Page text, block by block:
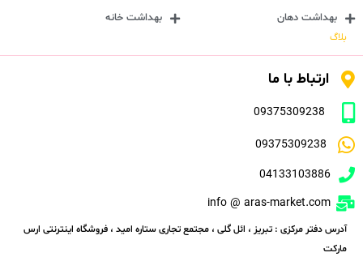
بهداشت دهان
بهداشت خانه
بلاگ
ارتباط با ما
09375309238
09375309238
04133103886
info @ aras-market.com
آدرس دفتر مرکزی : تبریز ، ائل گلی ، مجتمع تجاری ستاره امید ، فروشگاه اینترنتی ارس
مارکت